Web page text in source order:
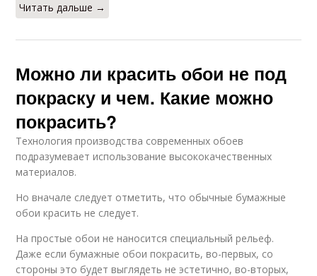
Читать дальше →
Можно ли красить обои не под
покраску и чем. Какие можно
покрасить?
Технология производства современных обоев
подразумевает использование высококачественных
материалов.
Но вначале следует отметить, что обычные бумажные
обои красить не следует.
На простые обои не наносится специальный рельеф.
Даже если бумажные обои покрасить, во-первых, со
стороны это будет выглядеть не эстетично, во-вторых,